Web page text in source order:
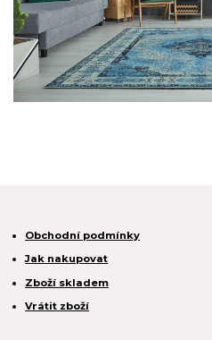
Obchodní podmínky
Jak nakupovat
Zboží skladem
Vrátit zboží